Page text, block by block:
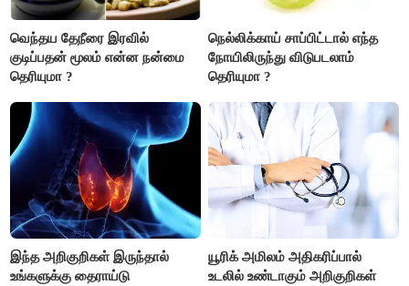
வெந்தய தேநீரை இரவில்
குடிப்பதன் மூலம் என்ன நன்மை
தெரியுமா ?
நெல்லிக்காய் சாப்பிட்டால் எந்த
நோயிலிருந்து விடுபடலாம்
தெரியுமா ?
இந்த அறிகுறிகள் இருந்தால்
உங்களுக்கு தைராய்டு
யூரிக் அமிலம் அதிகரிப்பால்
உடலில் உண்டாகும் அறிகுறிகள்